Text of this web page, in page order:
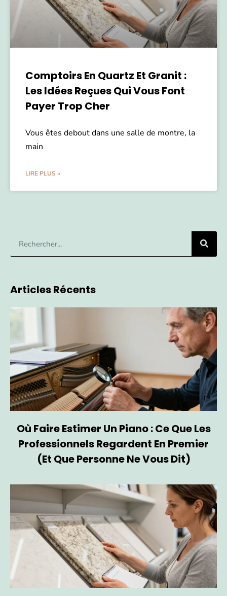
Comptoirs En Quartz Et Granit :
Les Idées Reçues Qui Vous Font
Payer Trop Cher
Vous êtes debout dans une salle de montre, la
main
LIRE PLUS »
Articles Récents
Où Faire Estimer Un Piano : Ce Que Les
Professionnels Regardent En Premier
(et Que Personne Ne Vous Dit)